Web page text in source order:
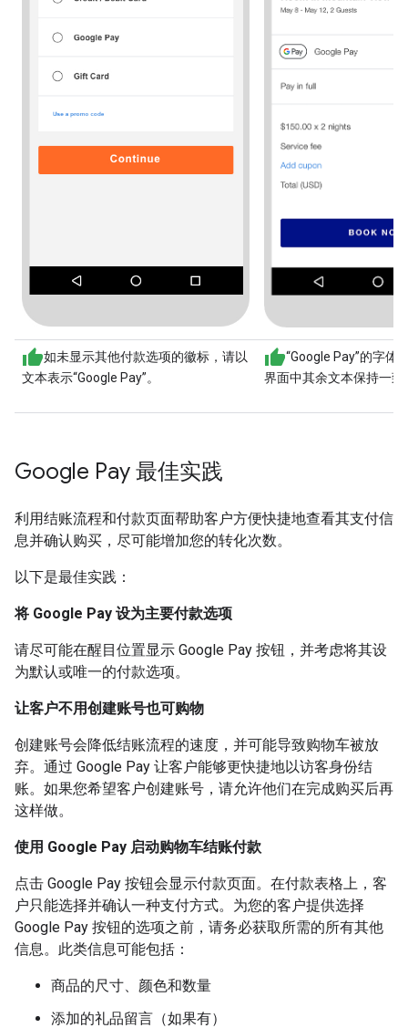
如未显示其他付款选项的徽标，请以
文本表示“Google Pay”。
“Google Pay”的字体
界面中其余文本保持一致
Google Pay 最佳实践
利用结账流程和付款页面帮助客户方便快捷地查看其支付信
息并确认购买，尽可能增加您的转化次数。
以下是最佳实践：
将 Google Pay 设为主要付款选项
请尽可能在醒目位置显示 Google Pay 按钮，并考虑将其设
为默认或唯一的付款选项。
让客户不用创建账号也可购物
创建账号会降低结账流程的速度，并可能导致购物车被放
弃。通过 Google Pay 让客户能够更快捷地以访客身份结
账。如果您希望客户创建账号，请允许他们在完成购买后再
这样做。
使用 Google Pay 启动购物车结账付款
点击 Google Pay 按钮会显示付款页面。在付款表格上，客
户只能选择并确认一种支付方式。为您的客户提供选择
Google Pay 按钮的选项之前，请务必获取所需的所有其他
信息。此类信息可能包括：
商品的尺寸、颜色和数量
添加的礼品留言（如果有）